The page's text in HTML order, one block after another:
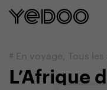
# En voyage, Tous
L’Afrique